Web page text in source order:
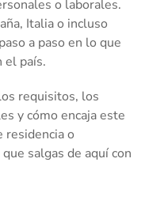
o laborales.
Italia o incluso
a paso en lo que
el país.
requisitos, los
y cómo encaja este
residencia o
salgas de aquí con